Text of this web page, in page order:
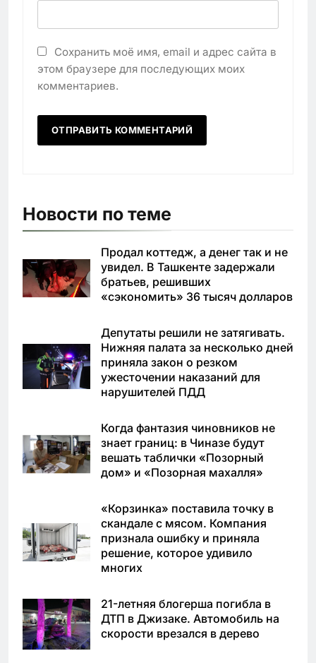
Сохранить моё имя, email и адрес сайта в
этом браузере для последующих моих
комментариев.
Новости по теме
Продал коттедж, а денег так и не
увидел. В Ташкенте задержали
братьев, решивших
«сэкономить» 36 тысяч долларов
Депутаты решили не затягивать.
Нижняя палата за несколько дней
приняла закон о резком
ужесточении наказаний для
нарушителей ПДД
Когда фантазия чиновников не
знает границ: в Чиназе будут
вешать таблички «Позорный
дом» и «Позорная махалля»
«Корзинка» поставила точку в
скандале с мясом. Компания
признала ошибку и приняла
решение, которое удивило
многих
21-летняя блогерша погибла в
ДТП в Джизаке. Автомобиль на
скорости врезался в дерево